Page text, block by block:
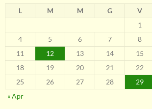
L M M G V
1
4
5 6 7 8
11
12 13 14 15
18
19 20 21 22
25
26 27 28 29
« Apr